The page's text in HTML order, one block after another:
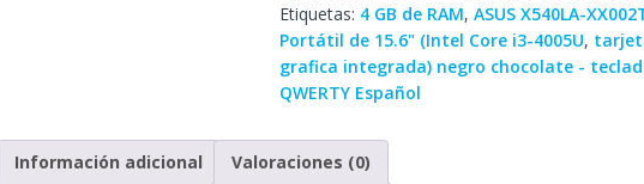
Etiquetas: 4 GB de RAM, ASUS X540LA-
Portátil de 15.6" (Intel Core i3-4005U,
grafica integrada) negro chocolate -
QWERTY Español
Información adicional Valoraciones (0)